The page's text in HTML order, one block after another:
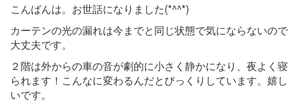
こんばんは。お世話になりました(*^^*)
カーテンの光の漏れは今までと同じ状態で気にならないので
大丈夫です。
２階は外からの車の音が劇的に小さく静かになり、夜よく寝
られます！こんなに変わるんだとびっくりしています。嬉し
いです。